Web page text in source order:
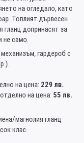
на огледало, като
Топлият дървесен
гланц допринасят за
не само.
гардероб с
на цена: 229 лв.
на цена: 55 лв.
магнолия гланц
клас.